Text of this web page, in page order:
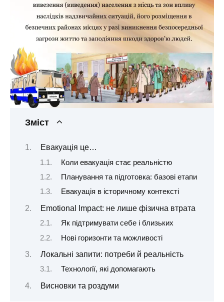
Зміст
Евакуація це…
Коли евакуація стає реальністю
Планування та підготовка: базові етапи
Евакуація в історичному контексті
Еmotional Impact: не лише фізична втрата
Як підтримувати себе і близьких
Нові горизонти та можливості
Локальні запити: потреби й реальність
Технології, які допомагають
Висновки та роздуми